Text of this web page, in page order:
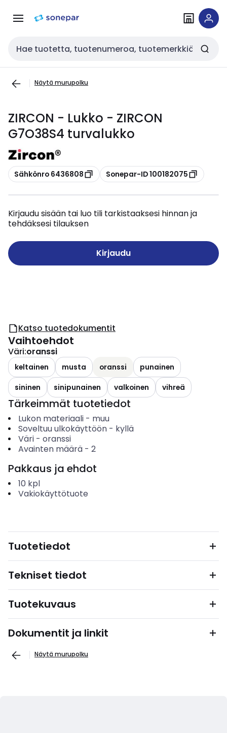
navigointiinsisältöön
Haku
Näytä murupolku
ZIRCON - Lukko - ZIRCON
G7O38S4 turvalukko
Kopioi
Sähkönro 6436808 Kopioi
Sonepar-ID 100182075
Kirjaudu sisään tai luo tili tarkistaaksesi hinnan ja
tehdäksesi tilauksen
Kirjaudu
Katso tuotedokumentit
Vaihtoehdot
Väri:oranssi
keltainen musta oranssi
punainen
sininen
sinipunainen valkoinen vihreä
Tärkeimmät tuotetiedot
Lukon materiaali- muu
Soveltuu ulkokäyttöön- kyllä
Väri- oranssi
Avainten määrä- 2
Pakkaus ja ehdot
10 kpl
Vakiokäyttötuote
Tuotetiedot
Tekniset tiedot
Tuotekuvaus
Dokumentit ja linkit
Näytä murupolku